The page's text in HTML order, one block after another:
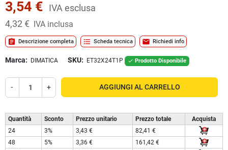
3,54 €
IVA esclusa
4,32 €
IVA inclusa
assignment Descrizione completa format_list_bulleted Scheda tecnica mail Richiedi info
Marca: DIMATICA SKU: ET32X24T1P  Prodotto Disponibile
- + AGGIUNGI AL CARRELLO
Quantità Sconto Prezzo unitario Prezzo totale
Acquista
24
3% 3,43 €
82,41 €
48
5% 3,36 €
161,42 €